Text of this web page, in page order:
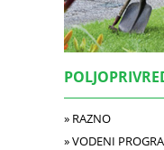
» RAZNO
» VODENI